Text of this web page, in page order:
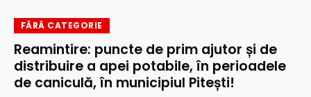
FĂRĂ CATEGORIE
Reamintire: puncte de prim ajutor și de
distribuire a apei potabile, în perioadele
de caniculă, în municipiul Pitești!